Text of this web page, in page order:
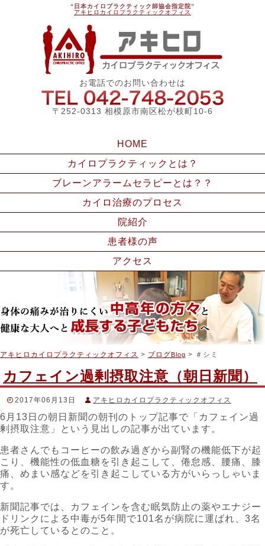
“日本カイロプラクティック師協会指定院”
アキヒロカイロプラクティックオフィス
お電話でのお問い合わせは
〒252-0313 相模原市南区松が枝町10-6
HOME
カイロプラクティックとは？
ブレーンアラームセラピーとは？？
カイロ治療のプロセス
院紹介
患者様の声
アクセス
アキヒロカイロプラクティックオフィス > ブログ Blog > ＃シミ
カフェイン過剰摂取注意（朝日新聞）
2017年06月13日
アキヒロカイロプラクティックオフィス
スタッフブログ
＃アキヒロカイロプラクティック,＃カイロプラクティック
タミンＣ, ＃交感神経 ,＃副腎, ＃朝日新聞,＃糖分,＃糖質,＃肌
荒れ ,＃過剰摂取,＃関節痛
6月13日の朝日新聞の朝刊のトップ記事で「カフェイン過
剰摂取注意」という見出しの記事が出ています。
患者さんでもコーヒーの飲み過ぎから副腎の機能低下が起
こり、機能性の低血糖を引き起こして、倦怠感、腰痛、膝
痛、めまい感などを引き起こしている方がいらっしゃいま
す。
新聞記事では、カフェインを含む眠気防止の薬やエナジー
ドリンクによる中毒が5年間で101名が病院に運ばれ、3名
が死亡しているとのこと。